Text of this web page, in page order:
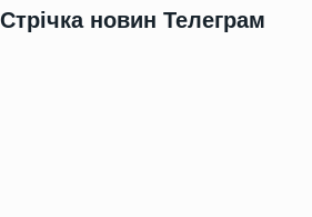
Стрічка новин Телеграм